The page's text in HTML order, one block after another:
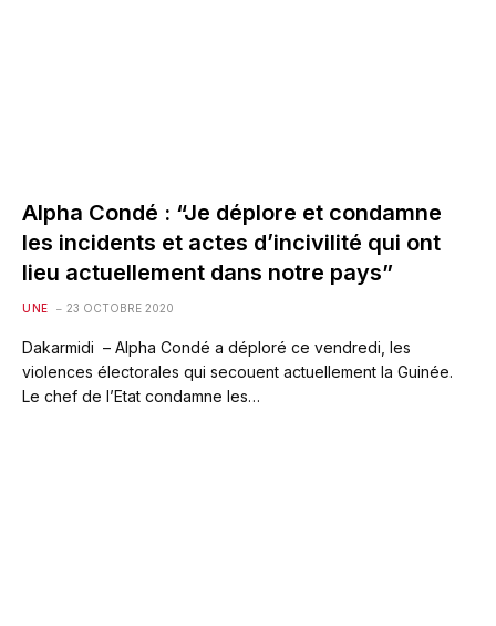
Alpha Condé : “Je déplore et condamne
les incidents et actes d’incivilité qui ont
lieu actuellement dans notre pays”
UNE 23 OCTOBRE 2020
Dakarmidi – Alpha Condé a déploré ce vendredi, les
violences électorales qui secouent actuellement la Guinée.
Le chef de l’Etat condamne les…